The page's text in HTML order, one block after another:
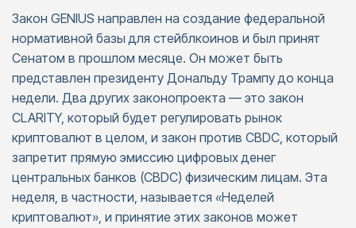
Закон GENIUS направлен на создание федеральной
нормативной базы для стейблкоинов и был принят
Сенатом в прошлом месяце. Он может быть
представлен президенту Дональду Трампу до конца
недели. Два других законопроекта — это закон
CLARITY, который будет регулировать рынок
криптовалют в целом, и закон против CBDC, который
запретит прямую эмиссию цифровых денег
центральных банков (CBDC) физическим лицам. Эта
неделя, в частности, называется «Неделей
криптовалют», и принятие этих законов может